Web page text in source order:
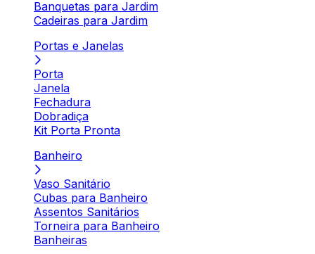
Banquetas para Jardim
Cadeiras para Jardim
Portas e Janelas
Porta
Janela
Fechadura
Dobradiça
Kit Porta Pronta
Banheiro
Vaso Sanitário
Cubas para Banheiro
Assentos Sanitários
Torneira para Banheiro
Banheiras